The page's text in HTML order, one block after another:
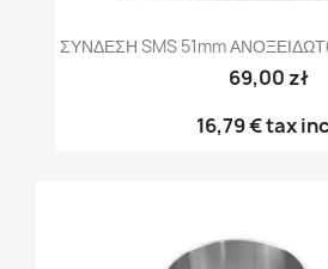
ΣΥΝΔΕΣΗ SMS 51mm
69,00 zł
16,79 €tax